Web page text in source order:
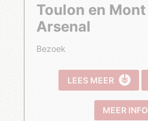
Toulon en Mont Faron
Arsenal
Bezoek
LEES MEER
MEER INFO